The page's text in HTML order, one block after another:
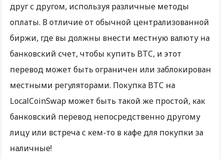
друг с другом, используя различные методы
оплаты. В отличие от обычной централизованной
биржи, где вы должны внести местную валюту на
банковский счет, чтобы купить BTC, и этот
перевод может быть ограничен или заблокирован
местными регуляторами. Покупка BTC на
LocalCoinSwap может быть такой же простой, как
банковский перевод непосредственно другому
лицу или встреча с кем-то в кафе для покупки за
наличные!